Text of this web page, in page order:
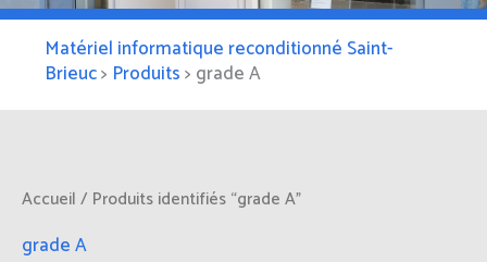
Matériel informatique reconditionné Saint-
Brieuc> Produits> grade A
Accueil / Produits identifiés “grade A”
grade A